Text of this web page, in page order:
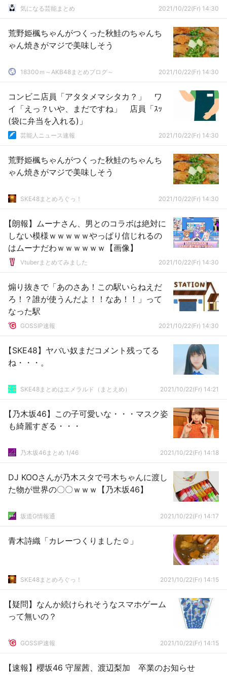
気になる芸能まとめ 2021/10/22(Fr) 14:30
荒野姫楓ちゃんがつくった秋鮭のちゃんち
ゃん焼きがマジで美味しそう
18300ｍ～AKB48まとめブログ～ 2021/10/22(Fr) 14:30
コンビニ店員「アタタメマシタカ？」 ワ
イ「えっ？いや、まだですね」 店員「ｽｯ
(袋に弁当を入れる)」
芸能人ニュース速報 2021/10/22(Fr) 14:30
荒野姫楓ちゃんがつくった秋鮭のちゃんち
ゃん焼きがマジで美味しそう
SKE48まとめろぐっ！ 2021/10/22(Fr) 14:30
【朗報】ムーナさん、男とのコラボは絶対に
しない模様ｗｗｗｗｗやっぱり信じれるの
はムーナだわｗｗｗｗｗｗ【画像】
Vtuberまとめてみました 2021/10/22(Fr) 14:30
煽り抜きで「あのさあ！この駅いらねえだ
ろ！？誰が使うんだよ！！なあ！！」って
なった駅
GOSSIP速報 2021/10/22(Fr) 14:30
【SKE48】ヤバい奴まだコメント残ってる
ね・・・。
SKE48まとめはエメラルド（まとえめ） 2021/10/22(Fr) 14:21
【乃木坂46】この子可愛いな・・・マスク姿
も綺麗すぎる・・・
乃木坂46まとめ 1/46 2021/10/22(Fr) 14:18
DJ KOOさんが乃木スタで弓木ちゃんに渡し
た物が世界の〇〇ｗｗｗ【乃木坂46】
坂道G情報通 2021/10/22(Fr) 14:17
青木詩織「カレーつくりました☺️」
SKE48まとめろぐっ！ 2021/10/22(Fr) 14:15
【疑問】なんか続けられそうなスマホゲーム
って無いの？
GOSSIP速報 2021/10/22(Fr) 14:15
【速報】櫻坂46 守屋茜、渡辺梨加 卒業のお知らせ